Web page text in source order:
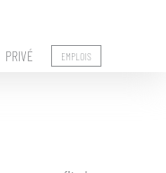
PRIVÉ EMPLOIS